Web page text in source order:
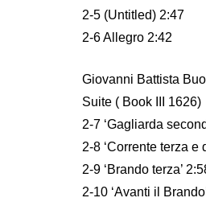
2-5 (Untitled) 2:47
2-6 Allegro 2:42
Giovanni Battista
Suite ( Book III 1626)
2-7 ‘Gagliarda
2-8 ‘Corrente terza e
2-9 ‘Brando terza’
2-10 ‘Avanti il